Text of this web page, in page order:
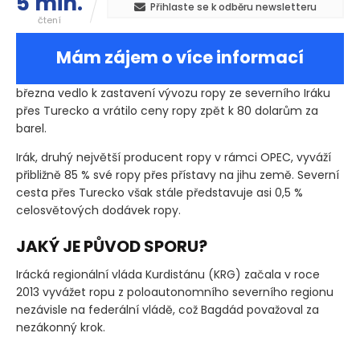
čtení
Přihlaste se k odběru newsletteru
Mám zájem o více informací
března vedlo k zastavení vývozu ropy ze severního Iráku
přes Turecko a vrátilo ceny ropy zpět k 80 dolarům za
barel.
Irák, druhý největší producent ropy v rámci OPEC, vyváží
přibližně 85 % své ropy přes přístavy na jihu země. Severní
cesta přes Turecko však stále představuje asi 0,5 %
celosvětových dodávek ropy.
JAKÝ JE PŮVOD SPORU?
Irácká regionální vláda Kurdistánu (KRG) začala v roce
2013 vyvážet ropu z poloautonomního severního regionu
nezávisle na federální vládě, což Bagdád považoval za
nezákonný krok.